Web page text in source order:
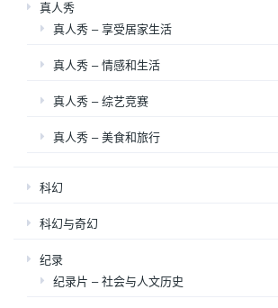
真人秀
真人秀 – 享受居家生活
真人秀 – 情感和生活
真人秀 – 综艺竞赛
真人秀 – 美食和旅行
科幻
科幻与奇幻
纪录
纪录片 – 社会与人文历史